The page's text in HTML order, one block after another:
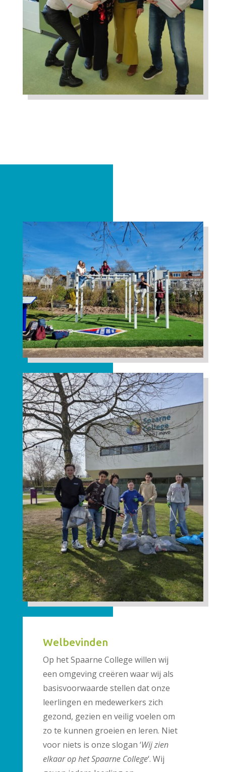
Welbevinden
Op het Spaarne College willen wij
een omgeving creëren waar wij als
basisvoorwaarde stellen dat onze
leerlingen en medewerkers zich
gezond, gezien en veilig voelen om
zo te kunnen groeien en leren. Niet
voor niets is onze slogan ‘Wij zien
elkaar op het Spaarne College‘. Wij